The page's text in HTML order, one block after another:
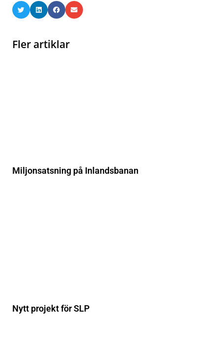
Fler artiklar
Miljonsatsning på Inlandsbanan
Nytt projekt för SLP